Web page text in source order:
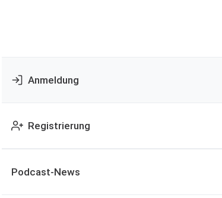
Anmeldung
Registrierung
Podcast-News